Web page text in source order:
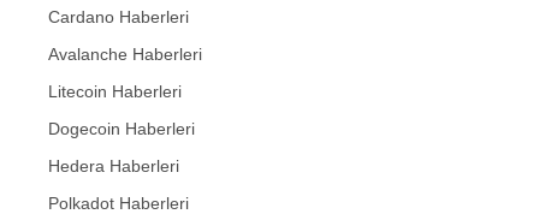
Cardano Haberleri
Avalanche Haberleri
Litecoin Haberleri
Dogecoin Haberleri
Hedera Haberleri
Polkadot Haberleri